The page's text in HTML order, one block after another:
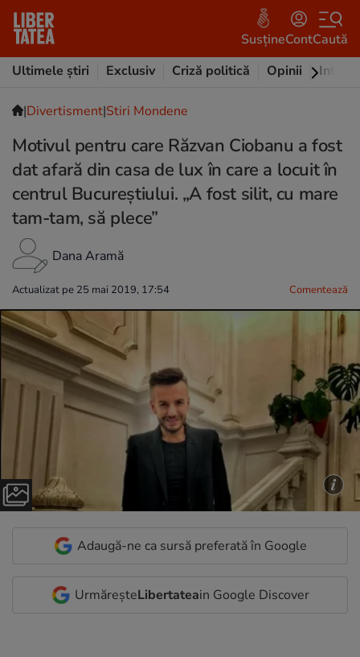
SusțineContCaută
Ultimele știri
Exclusiv Criză politică Opinii
|Divertisment|Stiri Mondene
Motivul pentru care Răzvan Ciobanu a fost
dat afară din casa de lux în care a locuit în
centrul Bucureștiului. „A fost silit, cu mare
tam-tam, să plece”
Dana Aramă
Actualizat pe 25 mai 2019, 17:54 Comentează
Adaugă-ne ca sursă preferată în Google
UrmăreșteLibertateain Google Discover